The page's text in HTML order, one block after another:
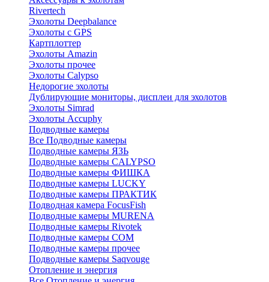
Rivertech
Эхолоты Deepbalance
Эхолоты с GPS
Картплоттер
Эхолоты Amazin
Эхолоты прочее
Эхолоты Calypso
Недорогие эхолоты
Дублирующие мониторы, дисплеи для эхолотов
Эхолоты Simrad
Эхолоты Accuphy
Подводные камеры
Все Подводные камеры
Подводные камеры ЯЗЬ
Подводные камеры CALYPSO
Подводные камеры ФИШКА
Подводные камеры LUCKY
Подводные камеры ПРАКТИК
Подводная камера FocusFish
Подводные камеры MURENA
Подводные камеры Rivotek
Подводные камеры СОМ
Подводные камеры прочее
Подводные камеры Saqvouge
Отопление и энергия